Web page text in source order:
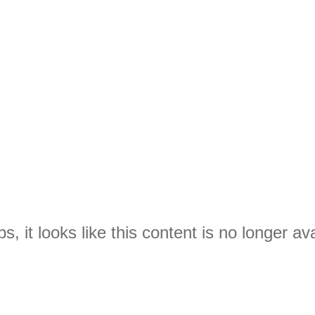
it looks like this content is no longer